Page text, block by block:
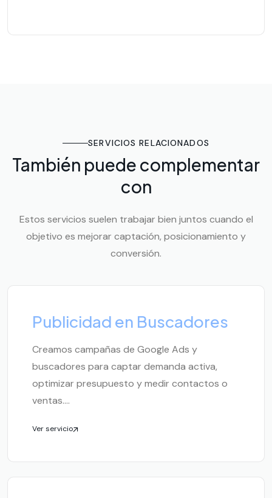
SERVICIOS RELACIONADOS
También puede complementar
con
Estos servicios suelen trabajar bien juntos cuando el
objetivo es mejorar captación, posicionamiento y
conversión.
Publicidad en Buscadores
Creamos campañas de Google Ads y
buscadores para captar demanda activa,
optimizar presupuesto y medir contactos o
ventas....
Ver servicio